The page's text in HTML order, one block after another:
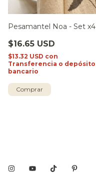
Pesamantel Noa - Set x4
$16.65 USD
$13.32 USD con
Transferencia o depósito
bancario